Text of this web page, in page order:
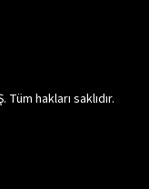
hakları saklıdır.